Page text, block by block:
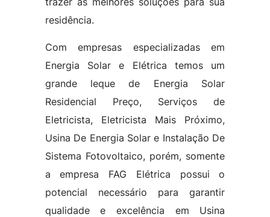
residência.
Com empresas especializadas em
Energia Solar e Elétrica temos um
grande leque de Energia Solar
Residencial Preço, Serviços de
Eletricista, Eletricista Mais Próximo,
Usina De Energia Solar e Instalação De
Sistema Fotovoltaico, porém, somente
a empresa FAG Elétrica possui o
potencial necessário para garantir
qualidade e excelência em Usina